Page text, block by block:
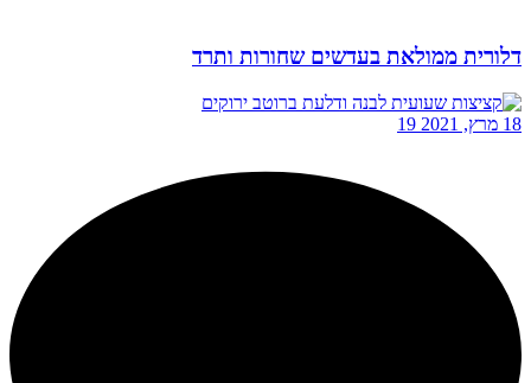
דלורית ממולאת בעדשים שחורות ותרד
18 מרץ, 2021 19